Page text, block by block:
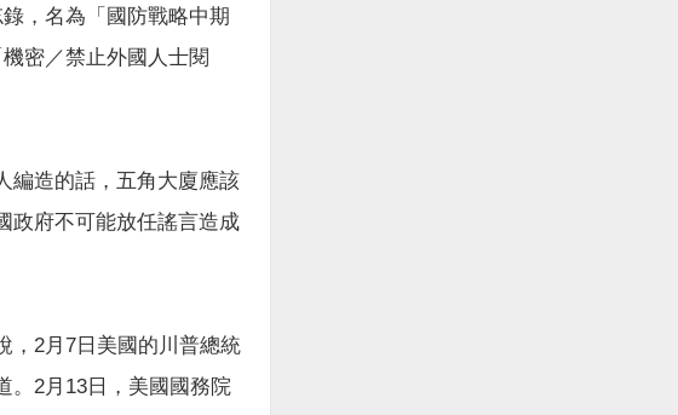
，名為「國防戰略中期
密／禁止外國人士閱
編造的話，五角大廈應該
政府不可能放任謠言造成
，2月7日美國的川普總統
。2月13日，美國國務院